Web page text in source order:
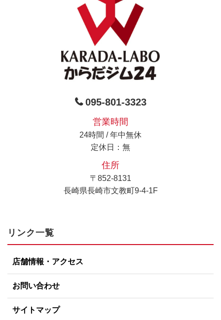
095-801-3323
営業時間
24時間 / 年中無休
定休日：無
住所
〒852-8131
長崎県長崎市文教町9-4-1F
リンク一覧
店舗情報・アクセス
お問い合わせ
サイトマップ